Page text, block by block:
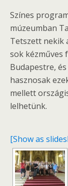
Színes
múzeumban
Tetszett nekik
sok kézműves
Budapestre,
hasznosak
mellett
lelhetünk.
[Show as